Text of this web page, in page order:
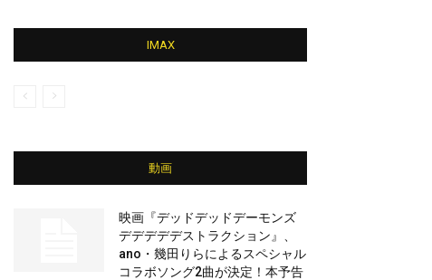
IMAX
動画
映画『デッドデッドデーモンズ
デデデデデストラクション』、
ano・幾田りらによるスペシャル
コラボソング2曲が決定！本予告